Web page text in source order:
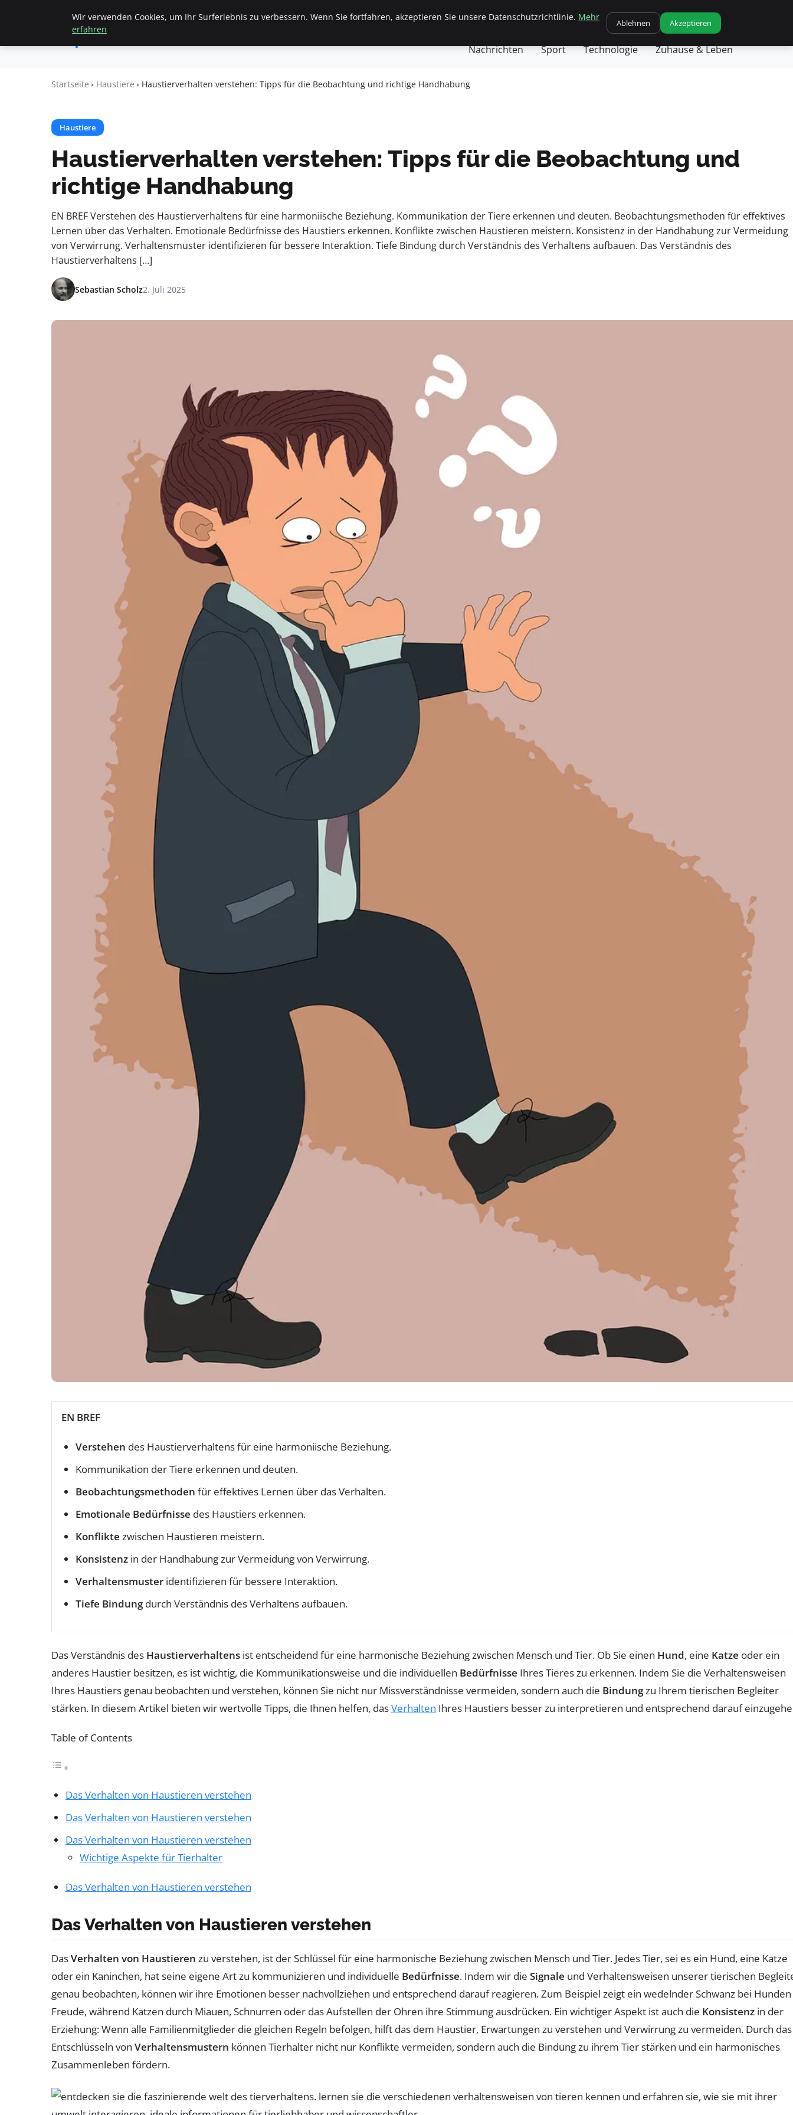
Apemania
Startseite Allgemein Finanzen & Immobilien Frauen / Mode Geschäft Gesundheit Haustiere Kochen
Nachrichten Sport Technologie Zuhause & Leben
Startseite Haustiere Haustierverhalten verstehen: Tipps für die Beobachtung und richtige Handhabung
Haustiere
Haustierverhalten verstehen: Tipps für die Beobachtung und
richtige Handhabung
EN BREF Verstehen des Haustierverhaltens für eine harmoniische Beziehung. Kommunikation der Tiere erkennen und deuten. Beobachtungsmethoden für effektives
Lernen über das Verhalten. Emotionale Bedürfnisse des Haustiers erkennen. Konflikte zwischen Haustieren meistern. Konsistenz in der Handhabung zur Vermeidung
von Verwirrung. Verhaltensmuster identifizieren für bessere Interaktion. Tiefe Bindung durch Verständnis des Verhaltens aufbauen. Das Verständnis des
Haustierverhaltens […]
Sebastian Scholz2. Juli 2025
EN BREF
Verstehen des Haustierverhaltens für eine harmoniische Beziehung.
Kommunikation der Tiere erkennen und deuten.
Beobachtungsmethoden für effektives Lernen über das Verhalten.
Emotionale Bedürfnisse des Haustiers erkennen.
Konflikte zwischen Haustieren meistern.
Konsistenz in der Handhabung zur Vermeidung von Verwirrung.
Verhaltensmuster identifizieren für bessere Interaktion.
Tiefe Bindungdurch Verständnis des Verhaltens aufbauen.
Das Verständnis des Haustierverhaltens ist entscheidend für eine harmonische Beziehung zwischen Mensch und Tier. Ob Sie einen Hund, eine Katze oder ein
anderes Haustier besitzen, es ist wichtig, die Kommunikationsweise und die individuellen Bedürfnisse Ihres Tieres zu erkennen. Indem Sie die Verhaltensweisen
Ihres Haustiers genau beobachten und verstehen, können Sie nicht nur Missverständnisse vermeiden, sondern auch die Bindungzu Ihrem tierischen Begleiter
stärken. In diesem Artikel bieten wir wertvolle Tipps, die Ihnen helfen, dasVerhalten Ihres Haustiers besser zu interpretieren und entsprechend darauf
Table of Contents
Das Verhalten von Haustieren verstehen
Das Verhalten von Haustieren verstehen
Das Verhalten von Haustieren verstehen
Wichtige Aspekte für Tierhalter
Das Verhalten von Haustieren verstehen
Das Verhalten von Haustieren verstehen
DasVerhalten von Haustieren zu verstehen, ist der Schlüssel für eine harmonische Beziehung zwischen Mensch und Tier. Jedes Tier, sei es ein Hund, eine Katze
oder ein Kaninchen, hat seine eigene Art zu kommunizieren und individuelle Bedürfnisse. Indem wir die Signale und Verhaltensweisen unserer tierischen
genau beobachten, können wir ihre Emotionen besser nachvollziehen und entsprechend darauf reagieren. Zum Beispiel zeigt ein wedelnder Schwanz bei
Freude, während Katzen durch Miauen, Schnurren oder das Aufstellen der Ohren ihre Stimmung ausdrücken. Ein wichtiger Aspekt ist auch die Konsistenz in der
Erziehung: Wenn alle Familienmitglieder die gleichen Regeln befolgen, hilft das dem Haustier, Erwartungen zu verstehen und Verwirrung zu vermeiden. Durch das
Entschlüsseln von Verhaltensmustern können Tierhalter nicht nur Konflikte vermeiden, sondern auch die Bindung zu ihrem Tier stärken und ein harmonisches
Zusammenleben fördern.
Wir verwenden Cookies, um Ihr Surferlebnis zu verbessern. Wenn Sie fortfahren, akzeptieren Sie unsere Datenschutzrichtlinie. Mehr
erfahren
Ablehnen Akzeptieren